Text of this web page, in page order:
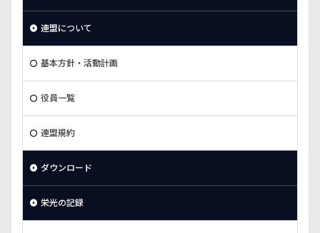
連盟について
基本方針・活動計画
役員一覧
連盟規約
ダウンロード
栄光の記録